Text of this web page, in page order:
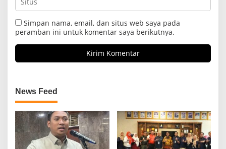
Simpan nama, email, dan situs web saya pada
peramban ini untuk komentar saya berikutnya.
News Feed